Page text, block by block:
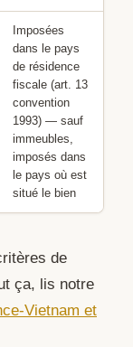
Imposées
dans le pays
de résidence
fiscale (art. 13
convention
1993) — sauf
immeubles,
imposés dans
le pays où est
situé le bien
de
ça, lis notre
Vietnam et